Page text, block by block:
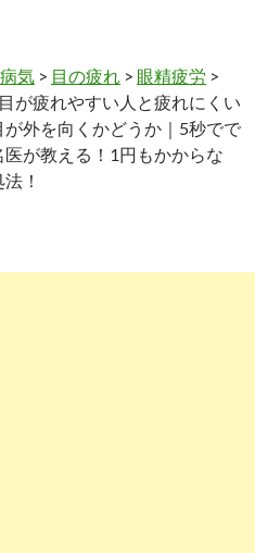
気 > 目の疲れ > 眼精疲労 >
が疲れやすい人と疲れにくい
外を向くかどうか｜5秒でで
が教える！1円もかからな
！